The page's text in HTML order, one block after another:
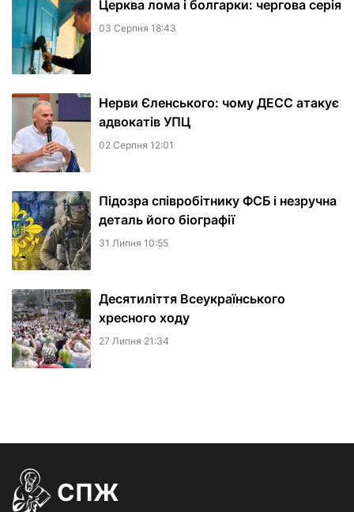
Церква лома і болгарки: чергова серія
03 Серпня 18:43
Нерви Єленського: чому ДЕСС атакує
адвокатів УПЦ
02 Серпня 12:01
Підозра співробітнику ФСБ і незручна
деталь його біографії
31 Липня 10:55
Десятиліття Всеукраїнського
хресного ходу
27 Липня 21:34
СПЖ